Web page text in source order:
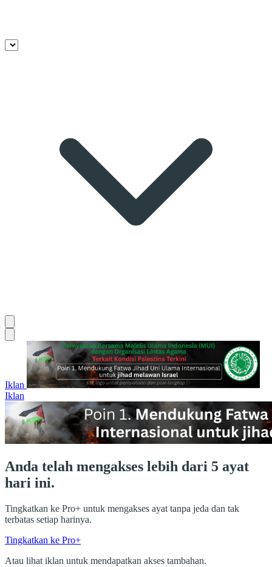
Iklan
Iklan
Anda telah mengakses lebih dari 5 ayat
hari ini.
Tingkatkan ke Pro+ untuk mengakses ayat tanpa jeda dan tak
terbatas setiap harinya.
Tingkatkan ke Pro+
Atau lihat iklan untuk mendapatkan akses tambahan.